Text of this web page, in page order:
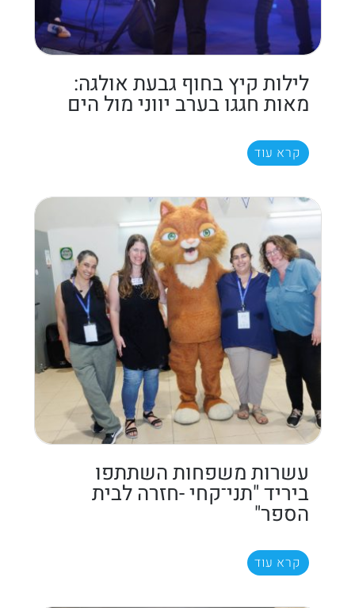
לילות קיץ בחוף גבעת אולגה:
מאות חגגו בערב יווני מול הים
קרא עוד
עשרות משפחות השתתפו
ביריד "תני־קחי -חזרה לבית
הספר"
קרא עוד